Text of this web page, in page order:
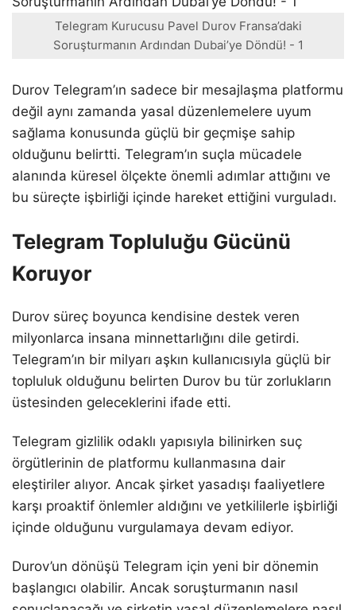
Telegram Kurucusu Pavel Durov Fransa’daki
Soruşturmanın Ardından Dubai’ye Döndü! - 1
Durov Telegram’ın sadece bir mesajlaşma platformu
değil aynı zamanda yasal düzenlemelere uyum
sağlama konusunda güçlü bir geçmişe sahip
olduğunu belirtti. Telegram’ın suçla mücadele
alanında küresel ölçekte önemli adımlar attığını ve
bu süreçte işbirliği içinde hareket ettiğini vurguladı.
Telegram Topluluğu Gücünü
Koruyor
Durov süreç boyunca kendisine destek veren
milyonlarca insana minnettarlığını dile getirdi.
Telegram’ın bir milyarı aşkın kullanıcısıyla güçlü bir
topluluk olduğunu belirten Durov bu tür zorlukların
üstesinden geleceklerini ifade etti.
Telegram gizlilik odaklı yapısıyla bilinirken suç
örgütlerinin de platformu kullanmasına dair
eleştiriler alıyor. Ancak şirket yasadışı faaliyetlere
karşı proaktif önlemler aldığını ve yetkililerle işbirliği
içinde olduğunu vurgulamaya devam ediyor.
Durov’un dönüşü Telegram için yeni bir dönemin
başlangıcı olabilir. Ancak soruşturmanın nasıl